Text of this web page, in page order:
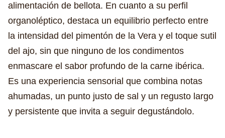
alimentación de bellota. En cuanto a su perfil
organoléptico, destaca un equilibrio perfecto entre
la intensidad del pimentón de la Vera y el toque sutil
del ajo, sin que ninguno de los condimentos
enmascare el sabor profundo de la carne ibérica.
Es una experiencia sensorial que combina notas
ahumadas, un punto justo de sal y un regusto largo
y persistente que invita a seguir degustándolo.